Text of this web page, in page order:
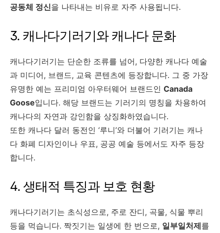
공동체 정신을 나타내는 비유로 자주 사용됩니다.
3. 캐나다기러기와 캐나다 문화
캐나다기러기는 단순한 조류를 넘어, 다양한 캐나다 예술
과 미디어, 브랜드, 교육 콘텐츠에 등장합니다. 그 중 가장
유명한 예는 프리미엄 아우터웨어 브랜드인 Canada
Goose입니다. 해당 브랜드는 기러기의 명칭을 차용하여
캐나다의 자연과 강인함을 상징화하였습니다.
또한 캐나다 달러 동전인 ‘루니’와 더불어 기러기는 캐나
다 화폐 디자인이나 우표, 공공 예술 등에서도 자주 등장
합니다.
4. 생태적 특징과 보호 현황
캐나다기러기는 초식성으로, 주로 잔디, 곡물, 식물 뿌리
등을 먹습니다. 짝짓기는 일생에 한 번으로, 일부일처제를